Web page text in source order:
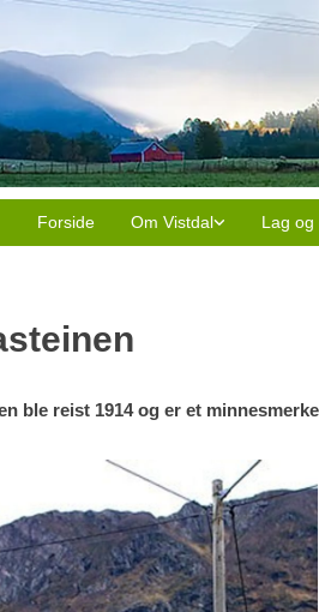
Forside Om Vistdal Lag og
ble reist 1914 og er et